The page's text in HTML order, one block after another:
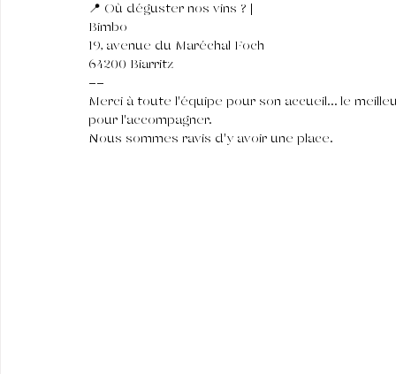
📍 Où déguster nos vins ? |
Bimbo
19, avenue du Maréchal Foch
64200 Biarritz
--
Merci à toute l'équipe pour son accueil... le
pour l'accompagner.
Nous sommes ravis d'y avoir une place.